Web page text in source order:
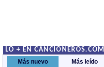
LO + EN CANCIONEROS.COM
Más nuevo Más leído